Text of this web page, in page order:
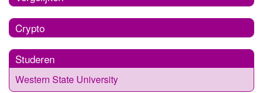
Crypto
Studeren
Western State University